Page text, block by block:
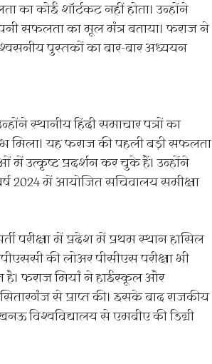
का कोई शॉर्टकट नहीं होता। उन्होंने
सफलता का मूल मंत्र बताया। फराज ने
पुस्तकों का बार-बार अध्ययन
स्थानीय हिंदी समाचार पत्रों का
मिला। यह फराज की पहली बड़ी सफलता
में उत्कृष्ट प्रदर्शन कर चुके हैं। उन्होंने
2024 में आयोजित सचिवालय समीक्षा
परीक्षा में प्रदेश में प्रथम स्थान हासिल
की लोअर पीसीएस परीक्षा भी
है। फराज मियां ने हाईस्कूल और
से प्राप्त की। इसके बाद राजकीय
विश्वविद्यालय से एमबीए की डिग्री